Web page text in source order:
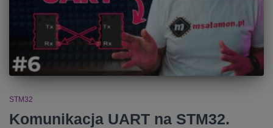
STM32
Komunikacja UART na STM32.